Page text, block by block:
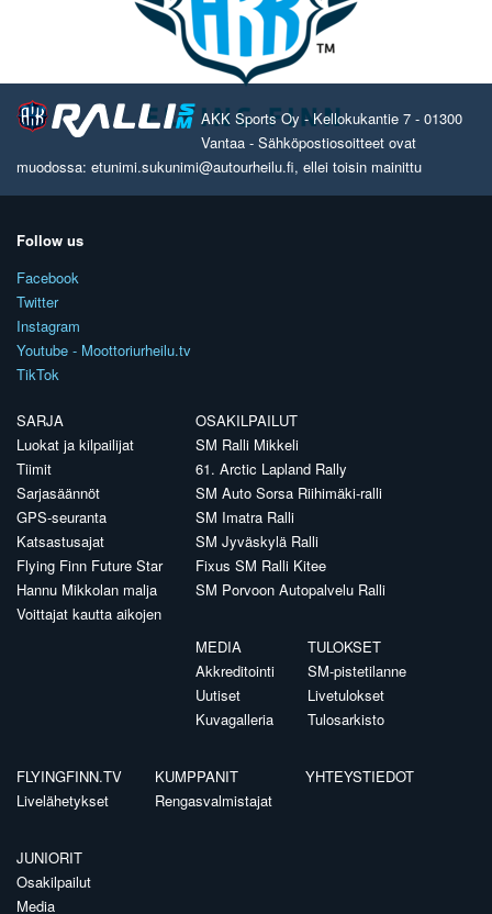
AKK Sports Oy - Kellokukantie 7 - 01300
Vantaa - Sähköpostiosoitteet ovat
muodossa: etunimi.sukunimi@autourheilu.fi, ellei toisin mainittu
Follow us
Facebook
Twitter
Instagram
Youtube - Moottoriurheilu.tv
TikTok
SARJA
Luokat ja kilpailijat
Tiimit
Sarjasäännöt
GPS-seuranta
Katsastusajat
Flying Finn Future Star
Hannu Mikkolan malja
Voittajat kautta aikojen
OSAKILPAILUT
SM Ralli Mikkeli
61. Arctic Lapland Rally
SM Auto Sorsa Riihimäki-ralli
SM Imatra Ralli
SM Jyväskylä Ralli
Fixus SM Ralli Kitee
SM Porvoon Autopalvelu Ralli
MEDIA
Akkreditointi
Uutiset
Kuvagalleria
TULOKSET
SM-pistetilanne
Livetulokset
Tulosarkisto
FLYINGFINN.TV
Livelähetykset
KUMPPANIT
Rengasvalmistajat
YHTEYSTIEDOT
JUNIORIT
Osakilpailut
Media